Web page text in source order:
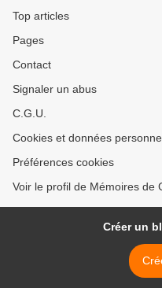
Top articles
Pages
Contact
Signaler un abus
C.G.U.
Cookies et données
Préférences cookies
Voir le profil de Mémoires de
Créer un